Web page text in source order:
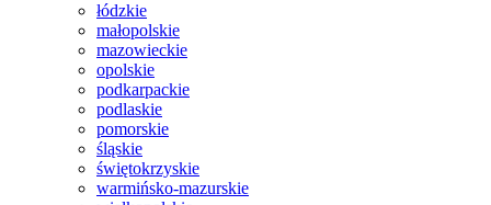
łódzkie
małopolskie
mazowieckie
opolskie
podkarpackie
podlaskie
pomorskie
śląskie
świętokrzyskie
warmińsko-mazurskie